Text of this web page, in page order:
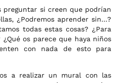
preguntar si creen que podrían
¿Podremos aprender sin…?
todas estas cosas? ¿Para
os parece que haya niños
con nada de esto para
a realizar un mural con las